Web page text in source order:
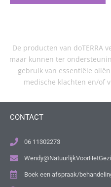
De producten van doTERRA
maar kunnen ter
gebruik van essentiële
medische klachten en/of
CONTACT
06 11302273
Boek een afspraak/